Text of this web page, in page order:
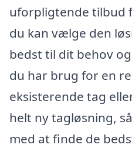
uforpligtende tilbud
du kan vælge den
bedst til dit behov
du har brug for en
eksisterende tag
helt ny tagløsning,
med at finde de